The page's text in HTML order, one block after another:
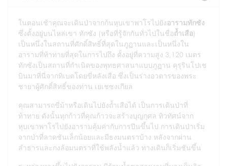
ในตอนเช้าคุณจะเดินป่าจากก้นหุบเขาพาโรไปยังอารามทักซัง
ซึ่งตั้งอยู่บนไหล่เขา ทักซัง (หรือที่รู้จักกันทั่วไปในชื่อถ้ำเสือ)
เป็นหนึ่งในสถานที่ศักดิ์สิทธิ์ที่สุดในภูฏานและเป็นหนึ่งใน
อารามที่ท้าทายที่สุดในการไปถึง ตั้งอยู่ที่ความสูง 3,120 เมตร
ทักซังเป็นสถานที่กำเนิดของพุทธศาสนาแบบภูฏาน คุรุรินโปเช
บินมาที่นี่จากทิเบตโดยขี่หลังเสือ ซึ่งเป็นร่างอวตารของพระ
ชายาผู้ศักดิ์สิทธิ์ของท่าน เยเชซงเกียล
คุณสามารถขี่ม้าหรือเดินไปยังถ้ำเสือได้ เป็นการเดินป่าที่
ท้าทาย ดังนั้นทุกก้าวที่คุณก้าวจะสร้างบุญกุศล ทิวทัศน์จาก
หุบเขาพาโรไปยังอารามคุ้มค่ากับการปีนขึ้นไป การเดินป่าเริ่ม
จากป่าที่ลาดชันเล็กน้อยและมีธงมนตราบ้าง หลังจากผ่าน
ลำธารและกงล้อมนตราที่ใช้พลังน้ำแล้ว ทางเดินก็เริ่มชันขึ้น